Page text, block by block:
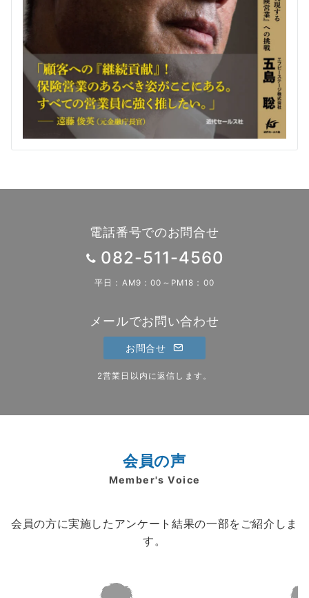
電話番号でのお問合せ
082-511-4560
平日：AM9：00～PM18：00
メールでお問い合わせ
お問合せ
2営業日以内に返信します。
会員の声
Member's Voice
会員の方に実施したアンケート結果の一部をご紹介しま
す。